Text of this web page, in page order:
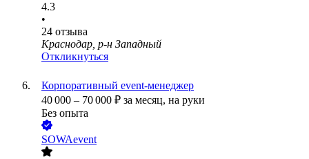
4.3
•
24 отзыва
Краснодар, р-н Западный
Откликнуться
Корпоративный event-менеджер
40 000 – 70 000 ₽ за месяц, на руки
Без опыта
SOWAevent